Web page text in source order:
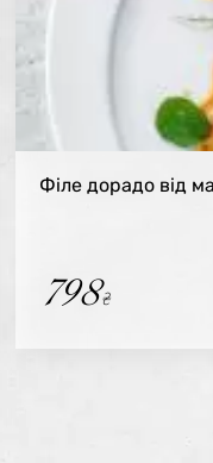
Філе дорадо від
798₴